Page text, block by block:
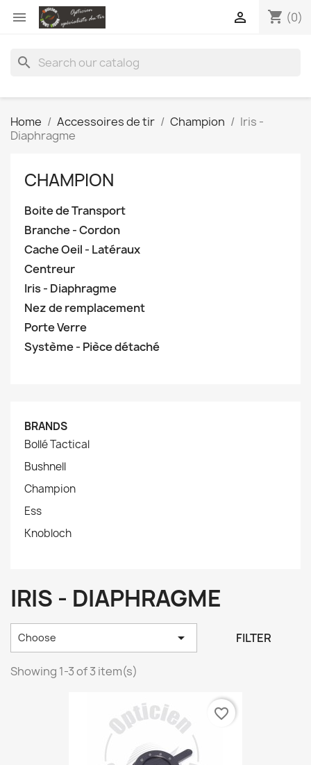
 shopping_cart (0)

search
Home Accessoires de tir Champion
Iris -
Diaphragme
CHAMPION
Boite de Transport
Branche - Cordon
Cache Oeil - Latéraux
Centreur
Iris - Diaphragme
Nez de remplacement
Porte Verre
Système - Pièce détaché
BRANDS
Bollé Tactical
Bushnell
Champion
Ess
Knobloch
IRIS - DIAPHRAGME
Choose  FILTER
Showing 1-3 of 3 item(s)
favorite_border